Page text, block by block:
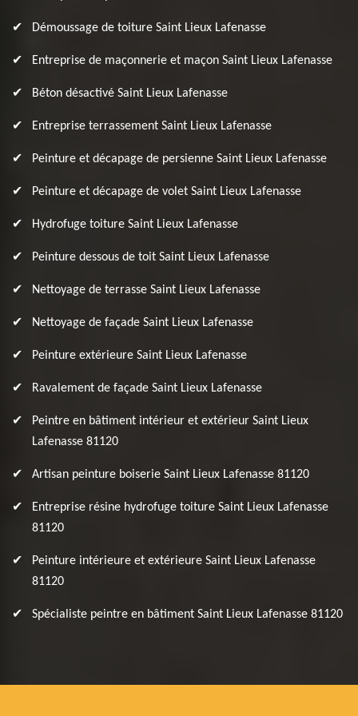
Démoussage de toiture Saint Lieux Lafenasse
Entreprise de maçonnerie et maçon Saint Lieux Lafenasse
Béton désactivé Saint Lieux Lafenasse
Entreprise terrassement Saint Lieux Lafenasse
Peinture et décapage de persienne Saint Lieux Lafenasse
Peinture et décapage de volet Saint Lieux Lafenasse
Hydrofuge toiture Saint Lieux Lafenasse
Peinture dessous de toit Saint Lieux Lafenasse
Nettoyage de terrasse Saint Lieux Lafenasse
Nettoyage de façade Saint Lieux Lafenasse
Peinture extérieure Saint Lieux Lafenasse
Ravalement de façade Saint Lieux Lafenasse
Peintre en bâtiment intérieur et extérieur Saint Lieux
Lafenasse 81120
Artisan peinture boiserie Saint Lieux Lafenasse 81120
Entreprise résine hydrofuge toiture Saint Lieux Lafenasse
81120
Peinture intérieure et extérieure Saint Lieux Lafenasse
81120
Spécialiste peintre en bâtiment Saint Lieux Lafenasse 81120